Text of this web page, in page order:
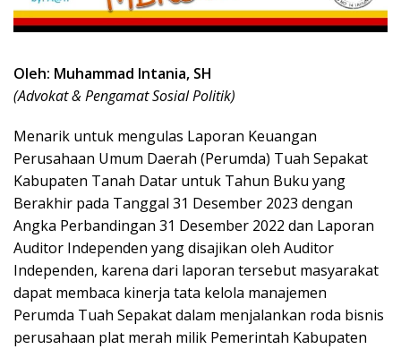
Oleh: Muhammad Intania, SH
(Advokat & Pengamat Sosial Politik)
Menarik untuk mengulas Laporan Keuangan
Perusahaan Umum Daerah (Perumda) Tuah Sepakat
Kabupaten Tanah Datar untuk Tahun Buku yang
Berakhir pada Tanggal 31 Desember 2023 dengan
Angka Perbandingan 31 Desember 2022 dan Laporan
Auditor Independen yang disajikan oleh Auditor
Independen, karena dari laporan tersebut masyarakat
dapat membaca kinerja tata kelola manajemen
Perumda Tuah Sepakat dalam menjalankan roda bisnis
perusahaan plat merah milik Pemerintah Kabupaten